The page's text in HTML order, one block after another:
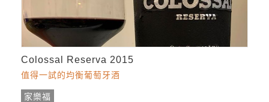
Colossal Reserva 2015
值得一試的均衡葡萄牙酒
家樂福